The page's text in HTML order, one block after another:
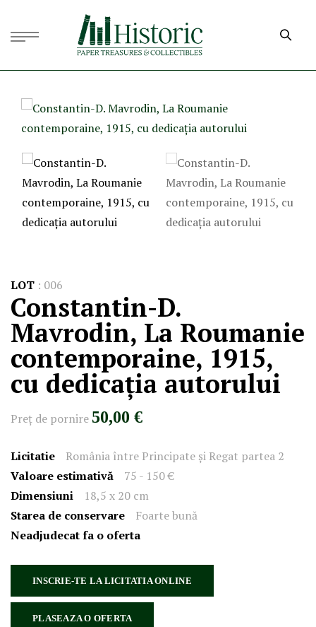
LOT : 006
Constantin-D.
Mavrodin, La Roumanie
contemporaine, 1915,
cu dedicația autorului
Preţ de pornire 50,00 €
Licitatie
România între Principate și Regat partea 2
Valoare estimativă
75 - 150 €
Dimensiuni
18,5 x 20 cm
Starea de conservare
Foarte bună
Neadjudecat fa o oferta
INSCRIE-TE LA LICITATIA ONLINE
PLASEAZA O OFERTA